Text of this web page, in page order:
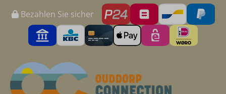
Bezahlen Sie sicher